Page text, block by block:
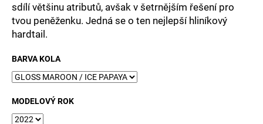
sdílí většinu atributů, avšak v šetrnějším řešení pro
tvou peněženku. Jedná se o ten nejlepší hliníkový
hardtail.
BARVA KOLA
MODELOVÝ ROK
D
o
p
o
r
u
u